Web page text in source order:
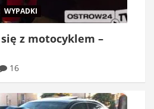
WYPADKI
z motocyklem –
16